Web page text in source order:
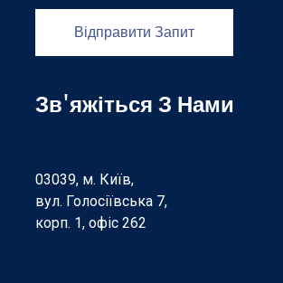
Відправити Запит
Зв'яжіться З Нами
03039, м. Київ,
вул. Голосіївська 7,
корп. 1, офіс 262